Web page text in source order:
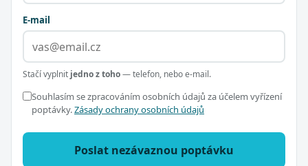
E-mail
Stačí vyplnit jedno z toho— telefon, nebo e-mail.
Souhlasím se zpracováním osobních údajů za účelem vyřízení
poptávky.Zásady ochrany osobních údajů
Poslat nezávaznou poptávku